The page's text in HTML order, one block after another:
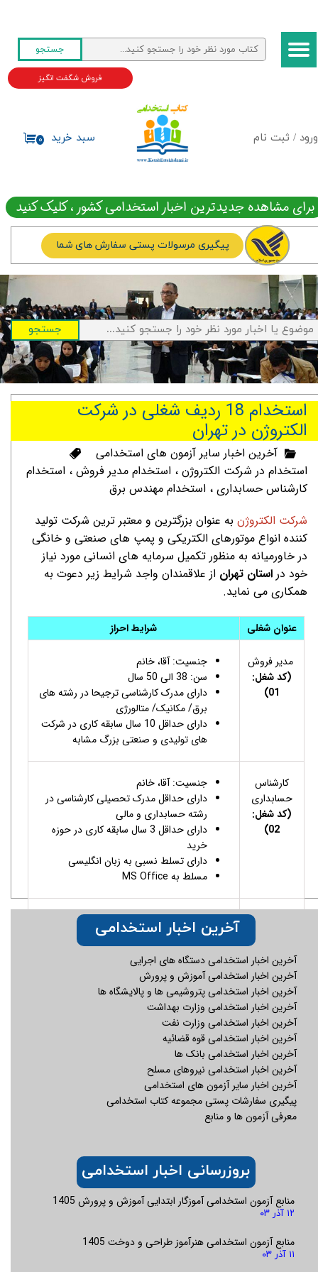
ورود / ثبت نام
حساب کاربری من
تغییر گذر واژه
جستجو
۰ سبد خرید
فروش شگفت انگیز
برای مشاهده جدیدترین اخبار استخدامی کشور ، کلیک کنید
پیگیری مرسولات پستی سفارش های شما
جستجو
استخدام 18 ردیف شغلی در شرکت
الکتروژن در تهران
آخرین اخبار سایر آزمون های استخدامی
استخدام در شرکت الکتروژن ، استخدام مدیر فروش ، استخدام
کارشناس حسابداری ، استخدام مهندس برق
شرکت الکتروژن به عنوان بزرگترین و معتبر ترین شرکت تولید
کننده انواع موتورهای الکتریکی و پمپ های صنعتی و خانگی
در خاورمیانه به منظور تکمیل سرمایه های انسانی مورد نیاز
خود در استان تهران از علاقمندان واجد شرایط زیر دعوت به
همکاری می نماید.
عنوان شغلی شرایط احراز
مدیر فروش
(کد شغل:
01)
جنسیت: آقا، خانم
سن: 38 الی 50 سال
دارای مدرک کارشناسی ترجیحا در رشته های
برق/ مکانیک/ متالورژی
دارای حداقل 10 سال سابقه کاری در شرکت
های تولیدی و صنعتی بزرگ مشابه
کارشناس
حسابداری
(کد شغل:
02)
جنسیت: آقا، خانم
دارای حداقل مدرک تحصیلی کارشناسی در
رشته حسابداری و مالی
دارای حداقل 3 سال سابقه کاری در حوزه
خرید
دارای تسلط نسبی به زبان انگلیسی
مسلط به MS Office
کارشناس
03)
جنسیت: آقا، خانم
دارای حداقل مدرک تحصیلی کارشناسی در
رشته حسابداری/ مالی/ اقتصاد
دارای حداقل 3 سال سابقه کاری در شرکت ها
و موسسات مالی و حسابرسی
دارای تسلط نسبی به زبان انگلیسی
مسلط به MS Office
حسابداری
مدیریت
(کد شغل:
04)
جنسیت: آقا، خانم
دارای حداقل مدرک تحصیلی کارشناسی در
رشته حسابداری/ مدیریت مالی، اقتصاد
حداقل 3 سال سابقه کاری در حوزه
حسابداری مدیریت و تجربه در حوزه دارایی
ترجیحا آشنا با SAP/ ERP/ IFRS
دارای تسلط نسبی به زبان انگلیسی
تسلط بر MS Office
کارشناس -
ERP
جنسیت: آقا، خانم
آخرین اخبار استخدامی دستگاه های اجرایی
آخرین اخبار استخدامی آموزش و پرورش
آخرین اخبار استخدامی پتروشیمی ها و پالایشگاه ها
آخرین اخبار استخدامی وزارت بهداشت
آخرین اخبار استخدامی وزارت نفت
آخرین اخبار استخدامی قوه قضائیه
آخرین اخبار استخدامی بانک ها
آخرین اخبار استخدامی نیروهای مسلح
آخرین اخبار سایر آزمون های استخدامی
پیگیری سفارشات پستی مجموعه کتاب استخدامی
معرفی آزمون ها و منابع
منابع آزمون استخدامی آموزگار ابتدایی آموزش و پرورش 1405
۱۲ آذر ۰۳
منابع آزمون استخدامی هنرآموز طراحی و دوخت 1405
۱۱ آذر ۰۳
بروزرسانی اخبار استخدامی
آخرین اخبار استخدامی